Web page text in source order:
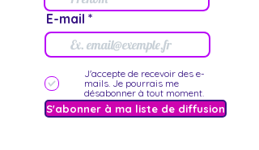
E-mail
J'accepte de recevoir des e-
mails. Je pourrais me
désabonner à tout moment.
S'abonner à ma liste de diffusion